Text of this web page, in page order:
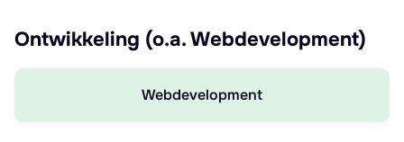
Ontwikkeling (o.a. Webdevelopment)
Webdevelopment